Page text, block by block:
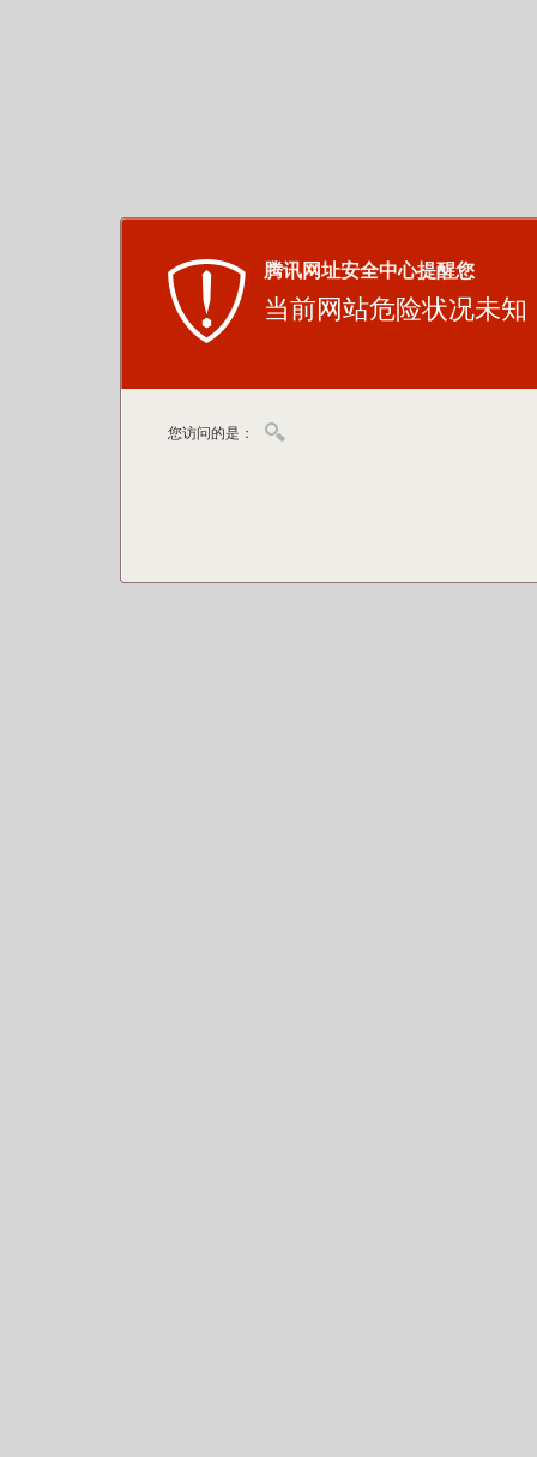
腾讯网址安全中心提醒您
当前网站危险状况未知
您访问的是：